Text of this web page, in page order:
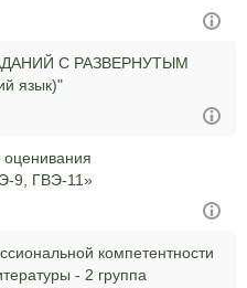
С РАЗВЕРНУТЫМ
язык)"
9, ГВЭ-11»
компетентности
- 2 группа